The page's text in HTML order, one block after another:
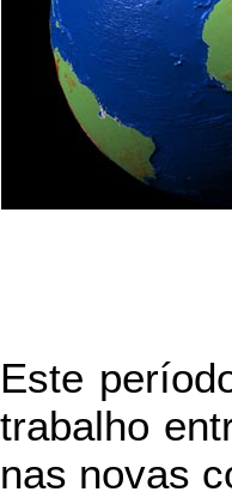
Este
trabalho
nas novas